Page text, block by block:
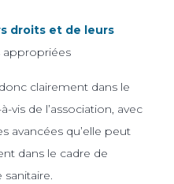
droits et de leurs
appropriées
clairement dans le
vis de l’association, avec
avancées qu’elle peut
dans le cadre de
sanitaire.